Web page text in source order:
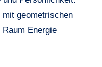
geometrischen
Energie